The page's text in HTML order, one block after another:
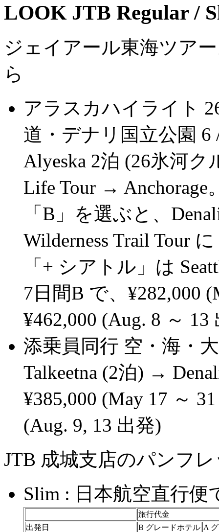
LOOK JTB Regular /
ジェイアール東海ツア
ら
アラスカハイライト
道・デナリ国立公園 6
Alyeska 2泊 (26氷河
Life Tour → Anchorage
「B」を選ぶと、
Wilderness Trail Tour
「+ シアトル」は
7日間B で、¥282,000
¥462,000 (Aug. 8 ～ 13
添乗員同行 空・海・
Talkeetna (2泊) →
¥385,000 (May 17 ～
(Aug. 9, 13 出発)
JTB 成城支店のパンフ
Slim : 日本航空直行
旅行代金
出発日
B グレードホテル A